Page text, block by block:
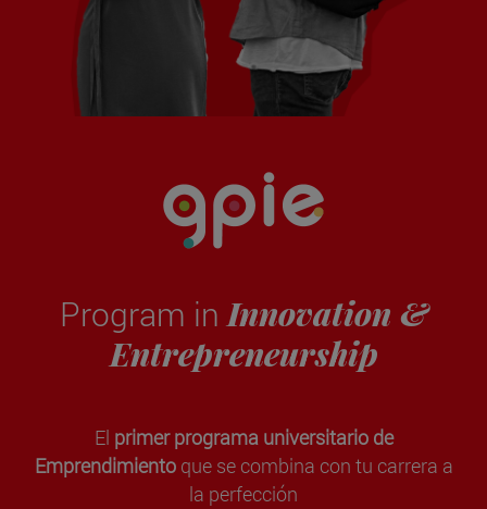
Program inInnovation &
Entrepreneurship
El primer programa universitario de
Emprendimientoque se combina con tu carrera a
la perfección